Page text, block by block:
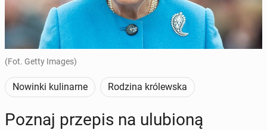
(Fot. Getty Images)
Nowinki kulinarne Rodzina królewska
Poznaj przepis na ulu­bio­ną